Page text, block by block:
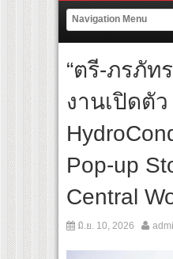
อโรบิกสุดมันส์ ในกิจกรรม “EM-
แห่งปีจาก NUUI Starathon 8.8 “บอส-
มใหม่ในวงการการศึกษา เปิดตัว
อดการลงทุนในธุรกิจการศึก
นทางจาการ์ตา-กรุงเทพฯ เสริม Air
Communication Night” สุดยิ่งใ
“ตรี-ภรภัท
งานเปิดตัว
Pop-up
Central
มิ.ย. 10, 2026